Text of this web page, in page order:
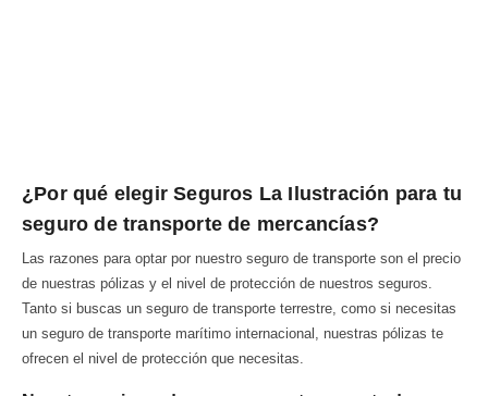
¿Por qué elegir Seguros La Ilustración para tu
seguro de transporte de mercancías?
Las razones para optar por nuestro seguro de transporte son el precio
de nuestras pólizas y el nivel de protección de nuestros seguros.
Tanto si buscas un seguro de transporte terrestre, como si necesitas
un seguro de transporte marítimo internacional, nuestras pólizas te
ofrecen el nivel de protección que necesitas.